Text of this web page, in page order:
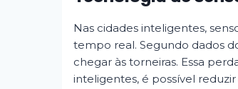
Nas cidades inteligentes,
tempo real. Segundo dados
chegar às torneiras. Essa
inteligentes, é possível